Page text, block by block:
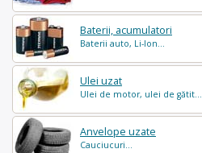
Baterii, acumulatori
Baterii auto, Li-Ion...
Ulei uzat
Ulei de motor, ulei de gătit...
Anvelope uzate
Cauciucuri...